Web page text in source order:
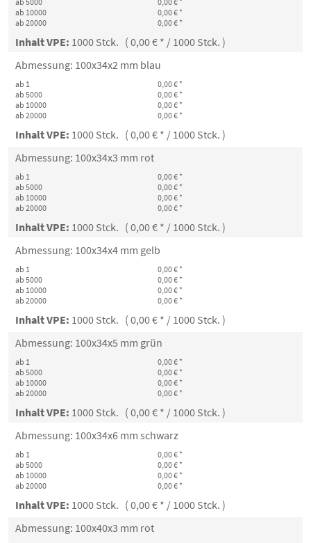
ab 10000
0,00 € *
ab 20000
0,00 € *
Inhalt VPE: 1000 Stck. ( 0,00 € * / 1000 Stck. )
Abmessung: 100x34x2 mm blau
ab 1
0,00 € *
ab 5000
0,00 € *
ab 10000
0,00 € *
ab 20000
0,00 € *
Inhalt VPE: 1000 Stck. ( 0,00 € * / 1000 Stck. )
Abmessung: 100x34x3 mm rot
ab 1
0,00 € *
ab 5000
0,00 € *
ab 10000
0,00 € *
ab 20000
0,00 € *
Inhalt VPE: 1000 Stck. ( 0,00 € * / 1000 Stck. )
Abmessung: 100x34x4 mm gelb
ab 1
0,00 € *
ab 5000
0,00 € *
ab 10000
0,00 € *
ab 20000
0,00 € *
Inhalt VPE: 1000 Stck. ( 0,00 € * / 1000 Stck. )
Abmessung: 100x34x5 mm grün
ab 1
0,00 € *
ab 5000
0,00 € *
ab 10000
0,00 € *
ab 20000
0,00 € *
Inhalt VPE: 1000 Stck. ( 0,00 € * / 1000 Stck. )
Abmessung: 100x34x6 mm schwarz
ab 1
0,00 € *
ab 5000
0,00 € *
ab 10000
0,00 € *
ab 20000
0,00 € *
Inhalt VPE: 1000 Stck. ( 0,00 € * / 1000 Stck. )
Abmessung: 100x40x3 mm rot